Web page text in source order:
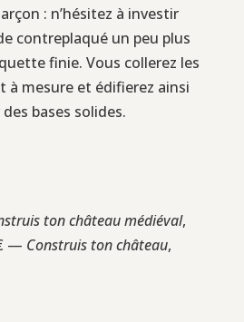
: n’hésitez à investir
contreplaqué un peu plus
finie. Vous collerez les
à mesure et édifierez ainsi
bases solides.
ton château médiéval,
— Construis ton château,